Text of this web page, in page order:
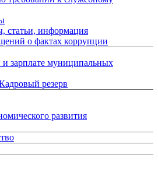
статьи, информация
о фактах коррупции
зарплате муниципальных
резерв
развития